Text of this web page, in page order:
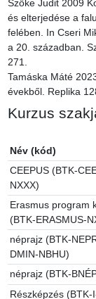
Szőke Judit 2009
és elterjedése a
felében. In Cseri
a 20. században.
271.
Tamáska Máté
évekből. Replika
Kurzus
Név (kód)
CEEPUS (BTK-
NXXX)
Erasmus program
(BTK-ERASMUS-
néprajz (BTK-
DMIN-NBHU)
néprajz (BTK-
Részképzés (BTK-